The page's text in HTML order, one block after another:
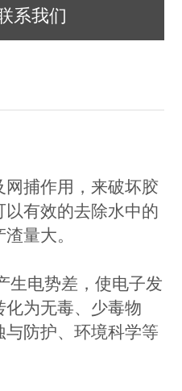
系我们
捕作用，来破坏胶
有效的去除水中的
量大。
生电势差，使电子发
为无毒、少毒物
防护、环境科学等